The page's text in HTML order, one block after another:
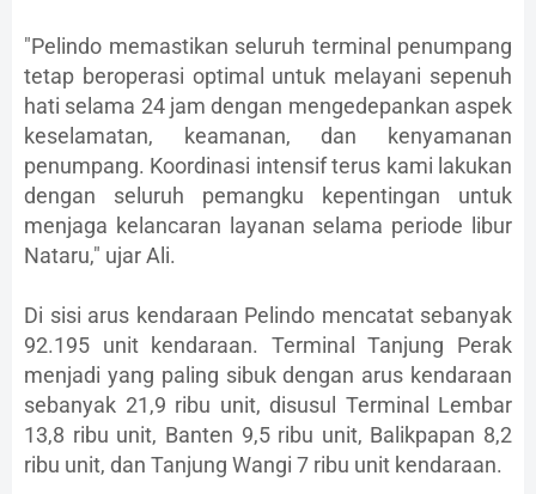
"Pelindo memastikan seluruh terminal penumpang
tetap beroperasi optimal untuk melayani sepenuh
hati selama 24 jam dengan mengedepankan aspek
keselamatan, keamanan, dan kenyamanan
penumpang. Koordinasi intensif terus kami lakukan
dengan seluruh pemangku kepentingan untuk
menjaga kelancaran layanan selama periode libur
Nataru," ujar Ali.
Di sisi arus kendaraan Pelindo mencatat sebanyak
92.195 unit kendaraan. Terminal Tanjung Perak
menjadi yang paling sibuk dengan arus kendaraan
sebanyak 21,9 ribu unit, disusul Terminal Lembar
13,8 ribu unit, Banten 9,5 ribu unit, Balikpapan 8,2
ribu unit, dan Tanjung Wangi 7 ribu unit kendaraan.